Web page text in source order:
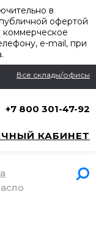
в
офертой
коммерческое
e-mail, при
Все склады/офисы
+7 800 301-47-92
КАБИНЕТ